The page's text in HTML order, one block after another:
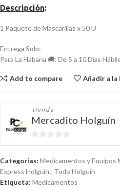
Descripción:
1 Paquete de Mascarillas x 50 U
Entrega Solo:
Para La Habana 🚚: De 5 a 10 Días
Add to compare Añadir a la
tienda
Mercadito Holguín
0
Categorías: Medicamentos y Equipos
Express Holguín, Todo Holguín
Etiqueta: Medicamentos